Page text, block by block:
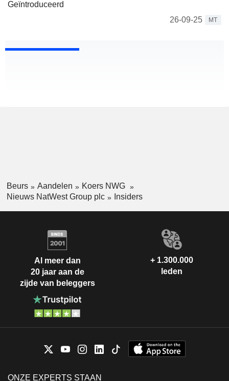
Geïntroduceerd
26-09-25
MT
Beurs Aandelen
Koers NWG
Nieuws NatWest Group plc
Insiders
Al meer dan
20 jaar aan de
zijde van beleggers
+ 1.300.000
leden
ONZE EXPERTS STAAN